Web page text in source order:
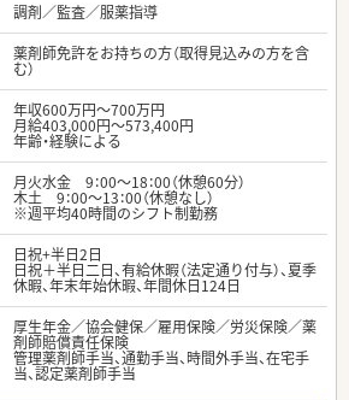
調剤／監査／服薬指導
薬剤師免許をお持ちの方（取得見込みの方を含
む）
年収600万円～700万円
月給403,000円～573,400円
年齢・経験による
月火水金 9：00～18：00（休憩60分）
木土 9：00～13：00（休憩なし）
※週平均40時間のシフト制勤務
日祝+半日2日
日祝＋半日二日、有給休暇（法定通り付与）、夏季
休暇、年末年始休暇、年間休日124日
厚生年金／協会健保／雇用保険／労災保険／薬
剤師賠償責任保険
管理薬剤師手当、通勤手当、時間外手当、在宅手
当、認定薬剤師手当